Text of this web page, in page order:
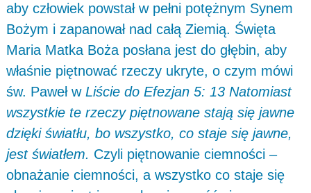
aby człowiek powstał w pełni potężnym Synem
Bożym i zapanował nad całą Ziemią. Święta
Maria Matka Boża posłana jest do głębin, aby
właśnie piętnować rzeczy ukryte, o czym mówi
św. Paweł w Liście do Efezjan 5: 13 Natomiast
wszystkie te rzeczy piętnowane stają się jawne
dzięki światłu, bo wszystko, co staje się jawne,
jest światłem. Czyli piętnowanie ciemności –
obnażanie ciemności, a wszystko co staje się